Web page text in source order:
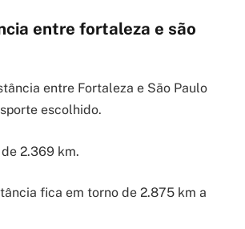
entre fortaleza e são
entre Fortaleza e São Paulo
escolhido.
2.369 km.
fica em torno de 2.875 km a